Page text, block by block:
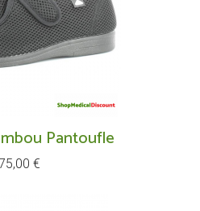
Pantoufle
€